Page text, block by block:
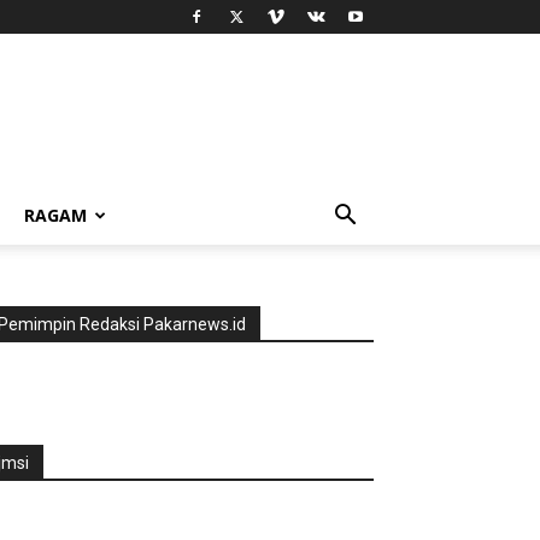
RAGAM
Pemimpin Redaksi Pakarnews.id